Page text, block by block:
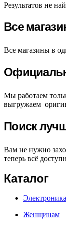
Результатов не
Все
Все магазины в
Мы работаем
выгружаем
Поиск
Вам не нужно
теперь всё
Каталог
Электроника
Женщинам